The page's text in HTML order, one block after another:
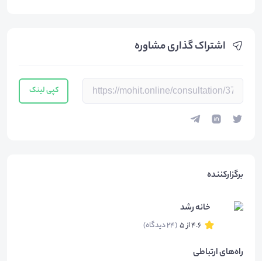
اشتراک گذاری مشاوره
کپی لینک
برگزارکننده
خانه رشد
4.6 از 5 (24 دیدگاه)
راه‌های ارتباطی